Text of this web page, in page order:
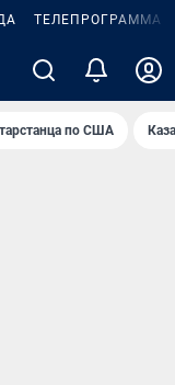
ТЕЛЕПРОГРАММА
по США